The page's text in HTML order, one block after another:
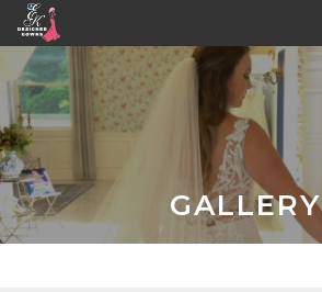
Skip
to
content
GALLERY